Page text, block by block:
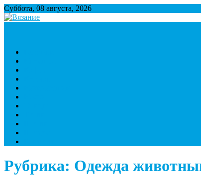
Суббота, 08 августа, 2026
Рубрика: Одежда